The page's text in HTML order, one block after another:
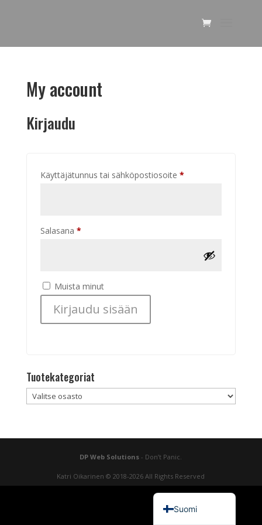
My account
Kirjaudu
Käyttäjätunnus tai sähköpostiosoite *Vaaditaan
Salasana *Vaaditaan
Muista minut
Kirjaudu sisään
Tuotekategoriat
DP Web Solutions - Don’t Panic.
Katri Oikarinen © 2018-2026 All Rights Reserved
Suomi